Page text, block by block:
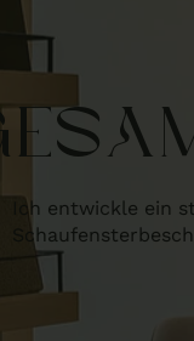
Ich entwickle ein